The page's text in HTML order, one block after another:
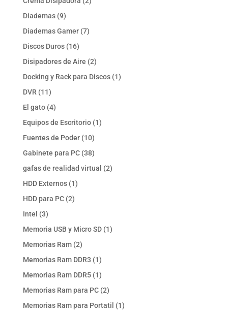
Diademas 99
productos
Diademas Gamer 77
Discos Duros 1616
productos
Disipadores de Aire 22
productos
Docking y Rack para Discos 11
DVR 1111
productos
El gato 44
productos
Equipos de Escritorio 11
Fuentes de Poder 1010
productos
Gabinete para PC 3838
productos
gafas de realidad virtual 22
HDD Externos 11
HDD para PC 22
Intel 33
productos
Memoria USB y Micro SD 11
Memorias Ram 22
productos
Memorias Ram DDR3 11
producto
Memorias Ram DDR5 11
producto
Memorias Ram para PC 22
productos
Memorias Ram para Portatil 11